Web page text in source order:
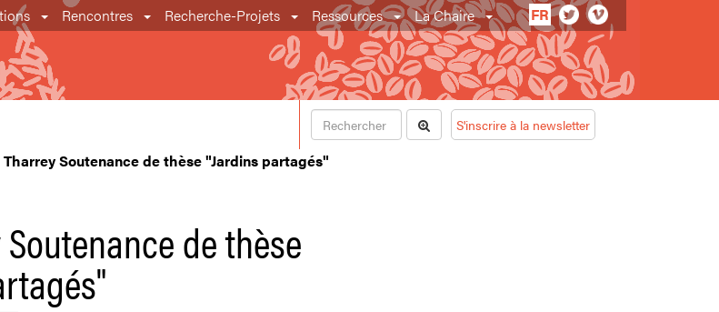
Rencontres Recherche-Projets Ressources La Chaire FR
S'inscrire à la newsletter
Tharrey Soutenance de thèse "Jardins partagés"
de thèse